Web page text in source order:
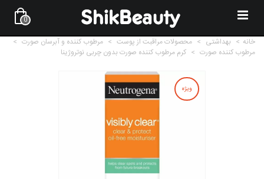
0
خانه > بهداشتی > محصولات مراقبت از پوست > مرطوب کننده و آبرسان صورت >
مرطوب کننده صورت > کرم مرطوب کننده صورت بدون چربی نوتروژینا
ویژه